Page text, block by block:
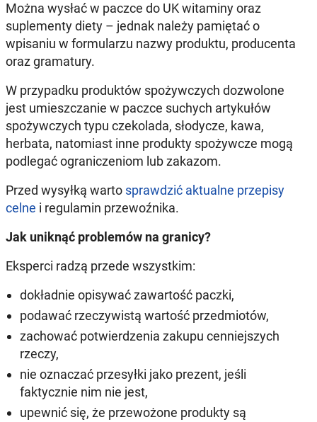
Można wysłać w paczce do UK witaminy oraz
suplementy diety – jednak należy pamiętać o
wpisaniu w formularzu nazwy produktu, producenta
oraz gramatury.
W przypadku produktów spożywczych dozwolone
jest umieszczanie w paczce suchych artykułów
spożywczych typu czekolada, słodycze, kawa,
herbata, natomiast inne produkty spożywcze mogą
podlegać ograniczeniom lub zakazom.
Przed wysyłką warto sprawdzić aktualne przepisy
celne i regulamin przewoźnika.
Jak uniknąć problemów na granicy?
Eksperci radzą przede wszystkim:
dokładnie opisywać zawartość paczki,
podawać rzeczywistą wartość przedmiotów,
zachować potwierdzenia zakupu cenniejszych
rzeczy,
nie oznaczać przesyłki jako prezent, jeśli
faktycznie nim nie jest,
upewnić się, że przewożone produkty są